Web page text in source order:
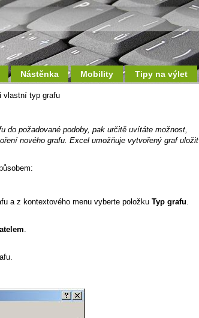
Nástěnka Mobility Tipy na výlet
vlastní typ grafu
do požadované podoby, pak určitě uvítáte možnost,
nového grafu. Excel umožňuje vytvořený graf uložit
a z kontextového menu vyberte položku Typ grafu.
.